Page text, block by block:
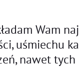
Wam
uśmiechu
nawet